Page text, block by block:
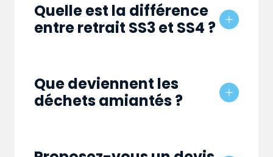
Quelle est la différence
entre retrait SS3 et SS4 ?
Que deviennent les
déchets amiantés ?